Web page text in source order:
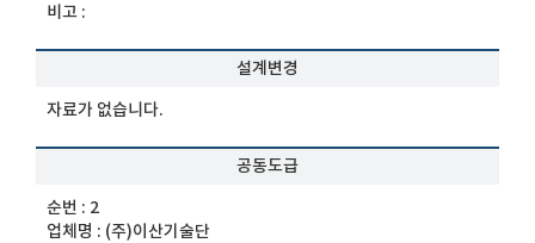
비고 :
설계변경
자료가 없습니다.
공동도급
순번 : 2
업체명 : (주)이산기술단